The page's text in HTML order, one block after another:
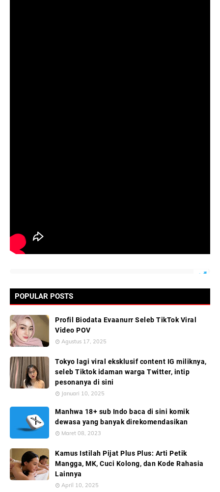
POPULAR POSTS
Profil Biodata Evaanurr Seleb TikTok Viral
Video POV
Agustus 17, 2025
Tokyo lagi viral eksklusif content IG miliknya,
seleb Tiktok idaman warga Twitter, intip
pesonanya di sini
Januari 10, 2025
Manhwa 18+ sub Indo baca di sini komik
dewasa yang banyak direkomendasikan
Maret 08, 2023
Kamus Istilah Pijat Plus Plus: Arti Petik
Mangga, MK, Cuci Kolong, dan Kode Rahasia
Lainnya
April 10, 2025